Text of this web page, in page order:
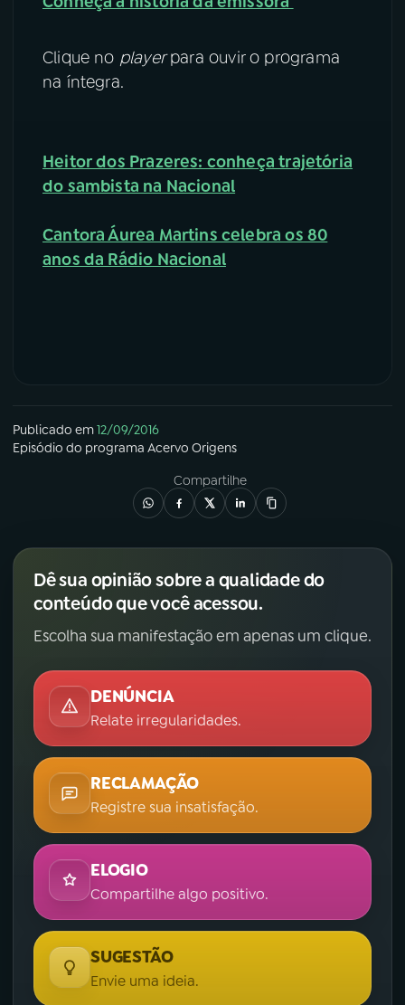
YouTube Facebook
Instagram X
Clique no playerpara ouvir o programa
na íntegra.
Heitor dos Prazeres: conheça trajetória
do sambista na Nacional
Cantora Áurea Martins celebra os 80
anos da Rádio Nacional
Publicado em12/09/2016
Episódio do programa Acervo Origens
Compartilhe
Dê sua opinião sobre a qualidade do
conteúdo que você acessou.
Escolha sua manifestação em apenas um clique.
DENÚNCIA
Relate irregularidades.
RECLAMAÇÃO
Registre sua insatisfação.
ELOGIO
Compartilhe algo positivo.
SUGESTÃO
Envie uma ideia.